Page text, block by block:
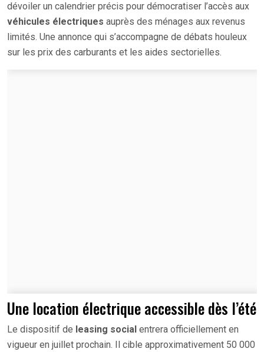
dévoiler un calendrier précis pour démocratiser l’accès aux
véhicules électriques auprès des ménages aux revenus
limités. Une annonce qui s’accompagne de débats houleux
sur les prix des carburants et les aides sectorielles.
Une location électrique accessible dès l’été
Le dispositif de leasing social entrera officiellement en
vigueur en juillet prochain. Il cible approximativement 50 000